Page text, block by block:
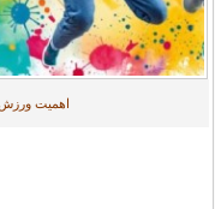
اهمیت